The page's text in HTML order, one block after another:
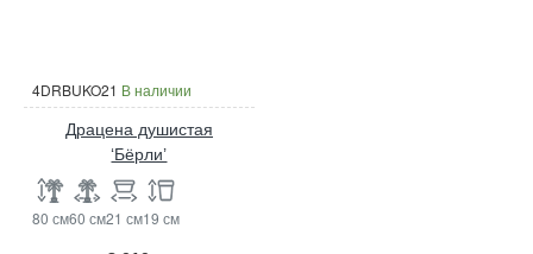
4DRBUKO21 В наличии
Драцена душистая
‘Бёрли’
80 см60 см21 см19 см